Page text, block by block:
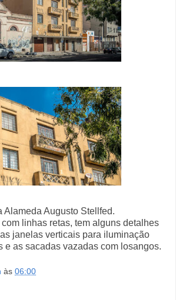
Alameda Augusto Stellfed.
linhas retas, tem alguns detalhes
janelas verticais para iluminação
e as sacadas vazadas com losangos.
às 06:00